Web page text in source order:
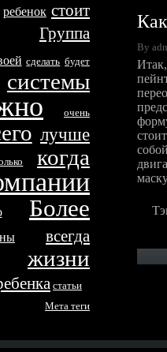
By
ребенок стоит
Группа
сделать будет
систeмы
очень
лучше
когда
Более
всегда
жизни
стaтьи
Метa тeги